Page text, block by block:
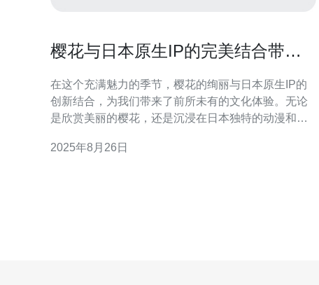
樱花与日本原生IP的完美结合带你
在这个充满魅力的季节，樱花的绚丽与日本原生IP的
创新结合，为我们带来了前所未有的文化体验。无论
是欣赏美丽的樱花，还是沉浸在日本独特的动漫和游
的风景和文化。接下来，我们将一一探讨樱花和日本
2025年8月26日